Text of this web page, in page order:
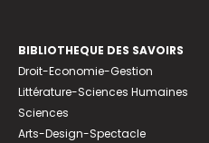
BIBLIOTHEQUE DES SAVOIRS
Droit-Economie-Gestion
Littérature-Sciences Humaines
Sciences
Arts-Design-Spectacle